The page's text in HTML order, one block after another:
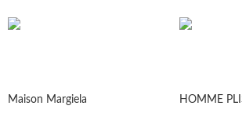
Maison Margiela HOMME